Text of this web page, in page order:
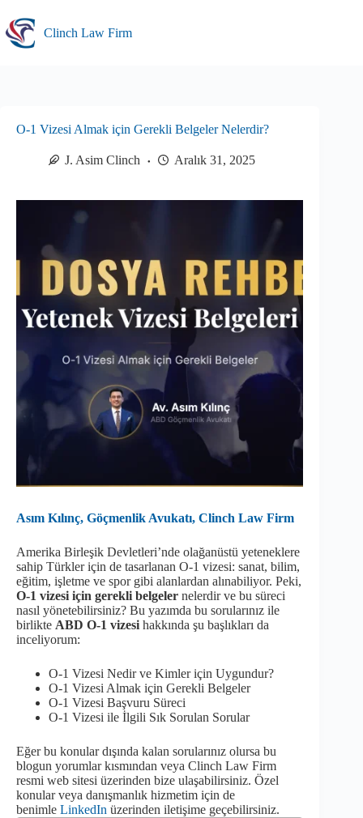
content
Clinch Law Firm
O-1 Vizesi Almak için Gerekli Belgeler Nelerdir?
J. Asim Clinch Aralık 31, 2025
Asım Kılınç, Göçmenlik Avukatı, Clinch Law Firm
Amerika Birleşik Devletleri’nde olağanüstü yeteneklere
sahip Türkler için de tasarlanan O-1 vizesi: sanat, bilim,
eğitim, işletme ve spor gibi alanlardan alınabiliyor. Peki,
O-1 vizesi için gerekli belgeler nelerdir ve bu süreci
nasıl yönetebilirsiniz? Bu yazımda bu sorularınız ile
birlikte ABD O-1 vizesi hakkında şu başlıkları da
inceliyorum:
O-1 Vizesi Nedir ve Kimler için Uygundur?
O-1 Vizesi Almak için Gerekli Belgeler
O-1 Vizesi Başvuru Süreci
O-1 Vizesi ile İlgili Sık Sorulan Sorular
Eğer bu konular dışında kalan sorularınız olursa bu
blogun yorumlar kısmından veya Clinch Law Firm
resmi web sitesi üzerinden bize ulaşabilirsiniz. Özel
konular veya danışmanlık hizmetim için de
benimle LinkedIn üzerinden iletişime geçebilirsiniz.